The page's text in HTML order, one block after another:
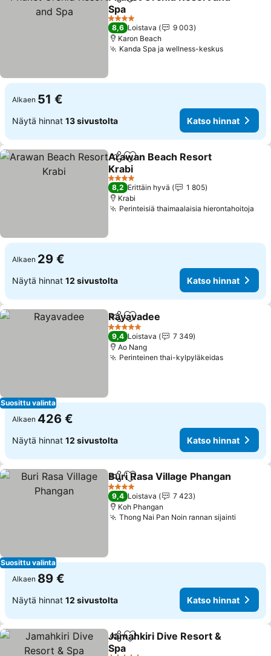
Jaa Lisää suosikkeihin
Spa
4 Tähtiluokitus
8,6 Loistava
9 003
Karon Beach
Kanda Spa ja wellness-keskus
Alkaen 51 €
Näytä hinnat 13 sivustolta Katso hinnat
Jaa Lisää suosikkeihin
Arawan Beach Resort
Krabi
4 Tähtiluokitus
8,2 Erittäin hyvä
1 805
Krabi
Perinteisiä thaimaalaisia hierontahoitoja
Alkaen 29 €
Näytä hinnat 12 sivustolta Katso hinnat
Suosittu valinta
Jaa Lisää suosikkeihin
Rayavadee
5 Tähtiluokitus
9,4 Loistava
7 349
Ao Nang
Perinteinen thai-kylpyläkeidas
Alkaen 426 €
Näytä hinnat 12 sivustolta Katso hinnat
Suosittu valinta
Jaa Lisää suosikkeihin
Buri Rasa Village Phangan
4 Tähtiluokitus
9,4 Loistava
7 423
Koh Phangan
Thong Nai Pan Noin rannan sijainti
Alkaen 89 €
Näytä hinnat 12 sivustolta Katso hinnat
Jaa Lisää suosikkeihin
Jamahkiri Dive Resort &
Spa